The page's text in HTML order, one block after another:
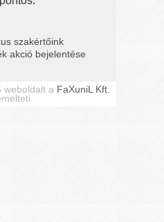
szakértőink
akció bejelentése
weboldalt a FaXuniL Kft.